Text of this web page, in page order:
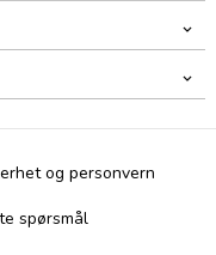
og personvern
spørsmål